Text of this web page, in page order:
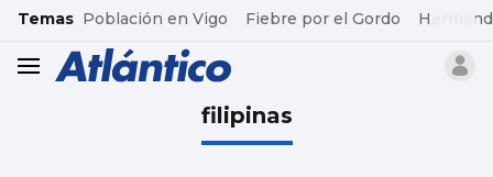
common.go-to-content
Temas Población en Vigo Fiebre por el Gordo
header.menu.open
filipinas